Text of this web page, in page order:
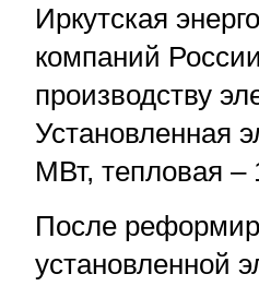
Иркутская
компаний
производству
Установленная
МВт, тепловая –
После
установленной